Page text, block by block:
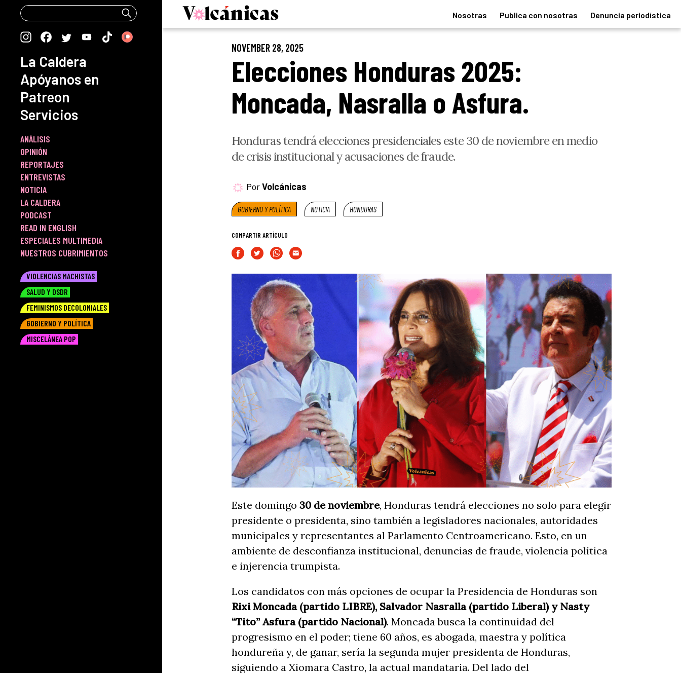
content
Nosotras Publica con nosotras Denuncia periodística
NOVEMBER 28, 2025
Elecciones Honduras 2025:
Moncada, Nasralla o Asfura.
Honduras tendrá elecciones presidenciales este 30 de noviembre en medio
de crisis institucional y acusaciones de fraude.
PorVolcánicas
GOBIERNO Y POLÍTICA NOTICIA HONDURAS
COMPARTIR ARTÍCULO
Este domingo 30 de noviembre, Honduras tendrá elecciones no solo para elegir
presidente o presidenta, sino también a legisladores nacionales, autoridades
municipales y representantes al Parlamento Centroamericano. Esto, en un
ambiente de desconfianza institucional, denuncias de fraude, violencia política
e injerencia trumpista.
Los candidatos con más opciones de ocupar la Presidencia de Honduras son
Rixi Moncada (partido LIBRE), Salvador Nasralla (partido Liberal) y Nasty
“Tito” Asfura (partido Nacional). Moncada busca la continuidad del
progresismo en el poder; tiene 60 años, es abogada, maestra y política
hondureña y, de ganar, sería la segunda mujer presidenta de Honduras,
siguiendo a Xiomara Castro, la actual mandataria. Del lado del
La Caldera
Apóyanos en
Patreon
Servicios
ANÁLISIS
OPINIÓN
REPORTAJES
ENTREVISTAS
NOTICIA
LA CALDERA
PODCAST
READ IN ENGLISH
ESPECIALES MULTIMEDIA
NUESTROS CUBRIMIENTOS
VIOLENCIAS MACHISTAS
SALUD Y DSDR
FEMINISMOS DECOLONIALES
GOBIERNO Y POLÍTICA
MISCELÁNEA POP